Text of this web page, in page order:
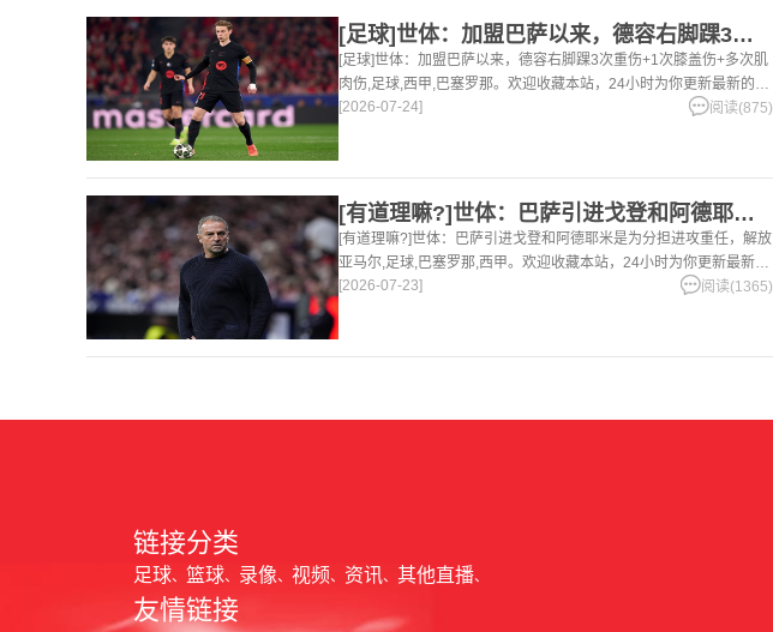
[足球]世体：加盟巴萨以来，德容右脚踝3次重伤+1次膝盖伤+
[足球]世体：加盟巴萨以来，德容右脚踝3次重伤+1次膝盖伤+多次肌
肉伤,足球,西甲,巴塞罗那。欢迎收藏本站，24小时为你更新最新的足
球，篮球体育资讯。
[2026-07-24] 阅读(875)
[有道理嘛?]世体：巴萨引进戈登和阿德耶米是为分担进攻重任，
[有道理嘛?]世体：巴萨引进戈登和阿德耶米是为分担进攻重任，解放
亚马尔,足球,巴塞罗那,西甲。欢迎收藏本站，24小时为你更新最新的
足球，篮球体育资讯。
[2026-07-23] 阅读(1365)
链接分类
足球 篮球 录像 视频 资讯 其他直播
友情链接